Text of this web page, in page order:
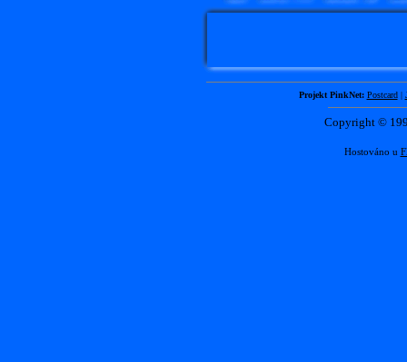
Projekt PinkNet: Postcard|
Copyright ©
Hostováno u